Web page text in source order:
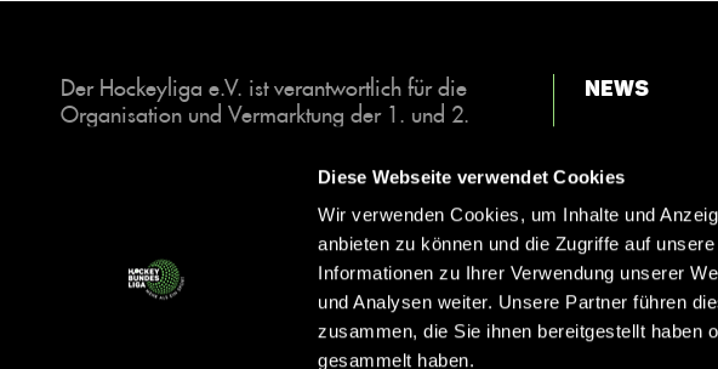
Diese Webseite verwendet Cookies
Wir verwenden Cookies, um Inhalte und
anbieten zu können und die Zugriffe auf
Informationen zu Ihrer Verwendung unserer
und Analysen weiter. Unsere Partner führen
zusammen, die Sie ihnen bereitgestellt haben
gesammelt haben.
Der Hockeyliga e.V. ist verantwortlich für die
Organisation und Vermarktung der 1. und 2.
Halle. Insgesamt sind über 60 Vereine unter dem
Dach der Hockeyliga organisiert, sowohl im
Herren als auch im Damen Bereich.
News
Kontakt